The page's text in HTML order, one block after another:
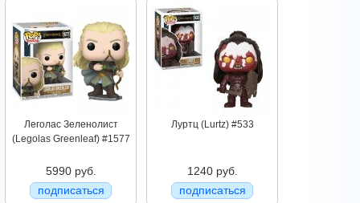
Леголас Зеленолист
(Legolas Greenleaf) #1577
5990 руб.
подписаться
Луртц (Lurtz) #533
1240 руб.
подписаться